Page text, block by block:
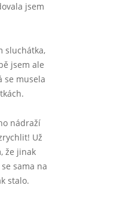
jsem
sluchátka,
jsem ale
se musela
nádraží
Už
že jinak
sama na
stalo.